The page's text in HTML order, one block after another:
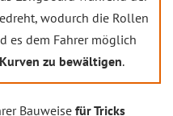
wodurch die Rollen
es dem Fahrer möglich
zu bewältigen.
Bauweise für Tricks